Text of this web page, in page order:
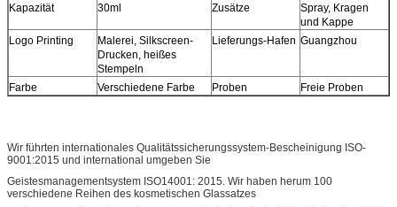
Kapazität
30ml Zusätze
Spray, Kragen
und Kappe
Logo Printing
Malerei, Silkscreen-
Drucken, heißes
Stempeln
Lieferungs-Hafen Guangzhou
Farbe Verschiedene Farbe Proben Freie Proben
Wir führten internationales Qualitätssicherungssystem-Bescheinigung ISO-
9001:2015 und international umgeben Sie
Geistesmanagementsystem ISO14001: 2015. Wir haben herum 100
verschiedene Reihen des kosmetischen Glassatzes